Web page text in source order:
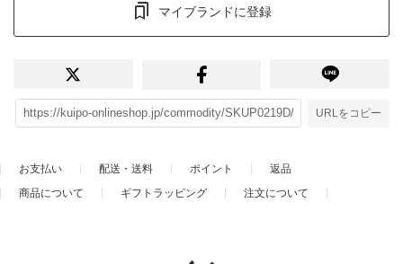
マイブランドに登録
URLをコピー
お支払い 配送・送料 ポイント
返品
商品について
ギフトラッピング 注文について